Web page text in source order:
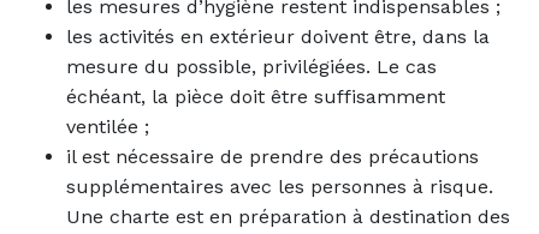
les mesures d’hygiène restent indispensables ;
les activités en extérieur doivent être, dans la
mesure du possible, privilégiées. Le cas
échéant, la pièce doit être suffisamment
ventilée ;
il est nécessaire de prendre des précautions
supplémentaires avec les personnes à risque.
Une charte est en préparation à destination des